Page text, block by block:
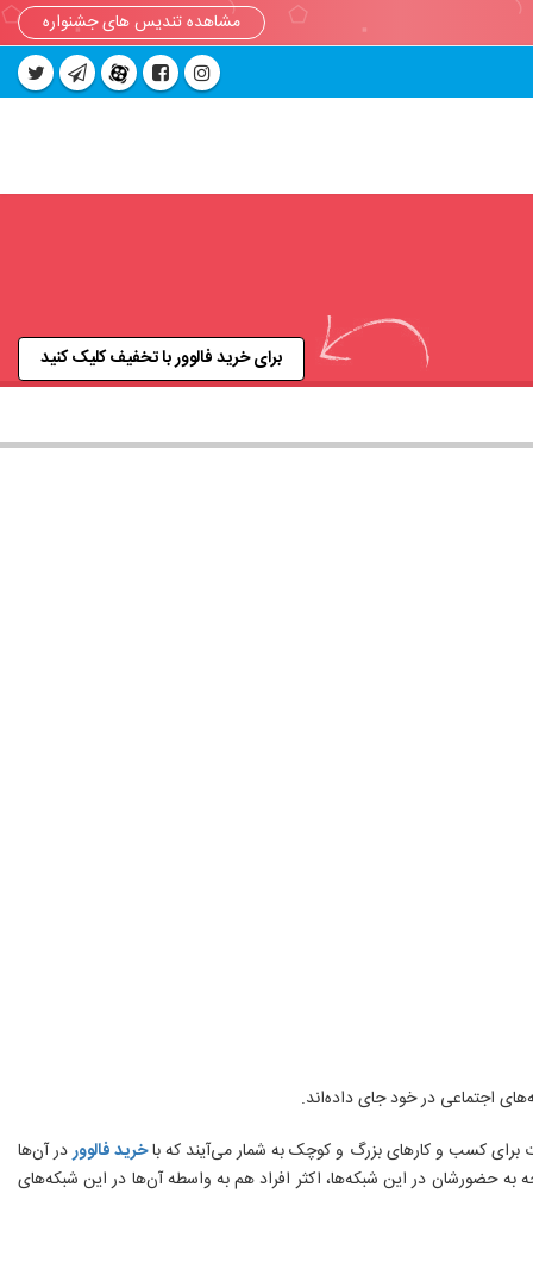
مشاهده تندیس های جشنواره
برای خرید فالوور با تخفیف کلیک کنید
اجتماعی در خود جای داده‌اند.
برای کسب‌ و کارهای بزرگ و کوچک به شمار می‌آیند که باخرید فالووردر آن‌ها
حضورشان در این شبکه‌ها، اکثر افراد هم به واسطه آن‌ها در این شبکه‌های